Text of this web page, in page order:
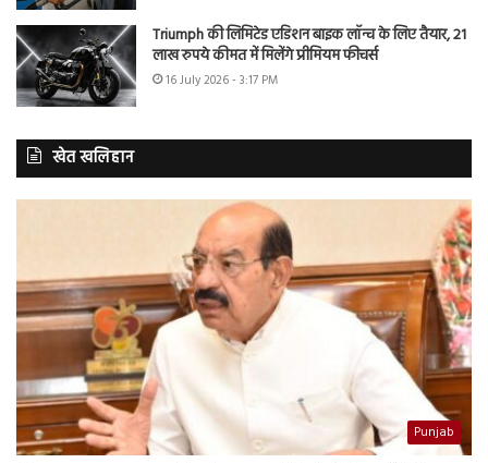
Triumph की लिमिटेड एडिशन बाइक लॉन्च के लिए तैयार, 21
लाख रुपये कीमत में मिलेंगे प्रीमियम फीचर्स
16 July 2026 - 3:17 PM
खेत खलिहान
Punjab